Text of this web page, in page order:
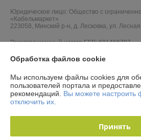
Юридическое лицо: Общество с
«Кабельмаркет»
223058, Минский р-н, д. Лесковка, ул.
Регистрационный номер ЕГР: 691466707
УНП: 691466707
Регистрационный орган: Минский
Дата регистрации компании: 06.09.2012
Ссылка на свидетельство/лицензию
Обработка файлов cookie
Мы используем файлы cookies для
пользователей портала и
рекомендаций. Вы можете настроить
отключить их.
Принять